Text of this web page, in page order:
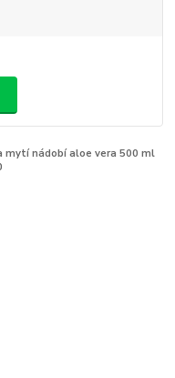
mytí nádobí aloe vera 500 ml